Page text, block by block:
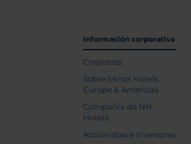
Información corporativa
Corporate
Sobre Minor Hotels
Europe & Americas
Compañía de NH
Hotels
Accionistas e inversores